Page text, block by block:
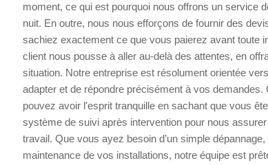
moment, ce qui est pourquoi nous offrons un service
nuit. En outre, nous nous efforçons de fournir des
sachiez exactement ce que vous paierez avant toute
client nous pousse à aller au-delà des attentes, en
situation. Notre entreprise est résolument orientée
adapter et de répondre précisément à vos
pouvez avoir l'esprit tranquille en sachant que vous
système de suivi après intervention pour nous
travail. Que vous ayez besoin d’un simple
maintenance de vos installations, notre équipe est